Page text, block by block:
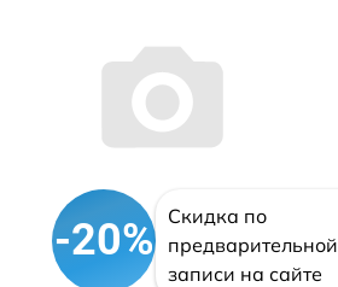
-20%
Скидка по
предварительной
записи на сайте